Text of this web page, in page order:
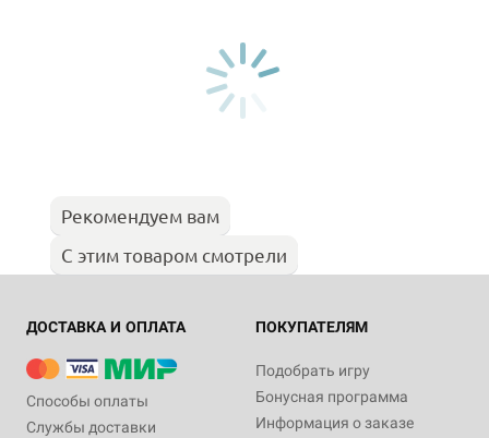
Рекомендуем вам
С этим товаром смотрели
ДОСТАВКА И ОПЛАТА
Способы оплаты
Службы доставки
ПОКУПАТЕЛЯМ
Подобрать игру
Бонусная программа
Информация о заказе